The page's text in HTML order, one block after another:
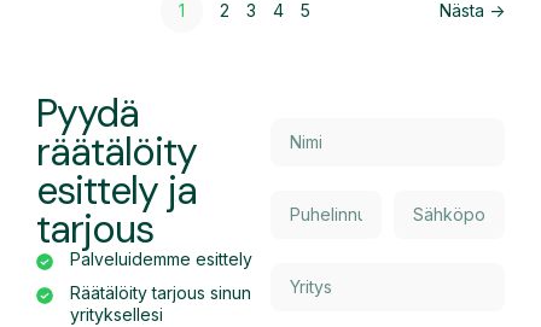
1 2 3 4 5 Nästa ->
Pyydä
räätälöity
esittely ja
tarjous
Palveluidemme esittely
Räätälöity tarjous sinun
yrityksellesi